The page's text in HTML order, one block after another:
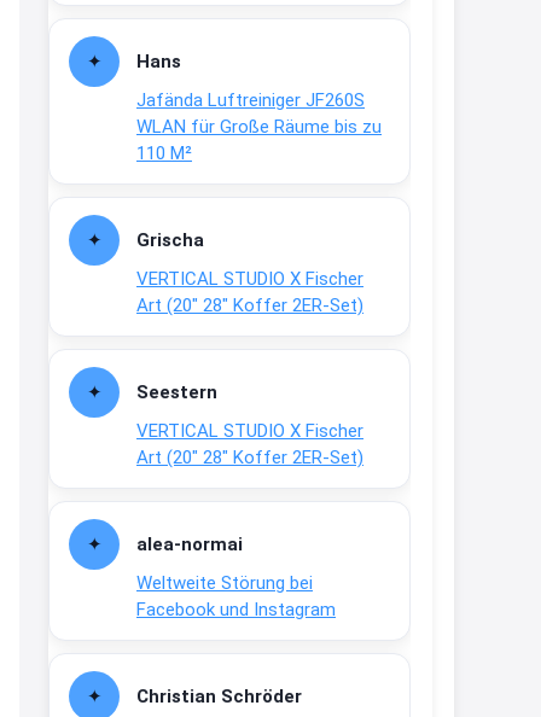
Hans
Jafända Luftreiniger JF260S
WLAN für Große Räume bis zu
110 M²
Grischa
VERTICAL STUDIO X Fischer
Art (20″ 28″ Koffer 2ER-Set)
Seestern
VERTICAL STUDIO X Fischer
Art (20″ 28″ Koffer 2ER-Set)
alea-normai
Weltweite Störung bei
Facebook und Instagram
Christian Schröder
Fielmann-Blinkis mehr / wurde
www.fielmann-
group.com/blinkis...
13:44
dich zu sehen, alles gut?
15:01
An 01.08. / Sensodyne Rabatt 3€
/ max. 15.000www.erlebe-
↩
www.meineapotheke.de/